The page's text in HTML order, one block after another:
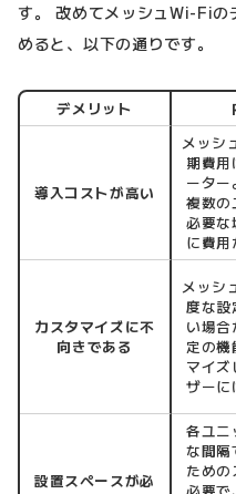
す。 改めてメッシュWi-Fiの
めると、以下の通りです。
デメリット
導入コストが高い
メッシ
期費用
ーター
複数の
必要な
に費用
カスタマイズに不
向きである
メッシ
度な設
い場合
定の機
マイズ
ザーに
設置スペースが必
各ユニ
な間隔
ための